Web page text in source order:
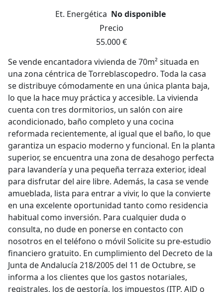
Et. Energética No disponible
Precio
55.000 €
Se vende encantadora vivienda de 70m² situada en
una zona céntrica de Torreblascopedro. Toda la casa
se distribuye cómodamente en una única planta baja,
lo que la hace muy práctica y accesible. La vivienda
cuenta con tres dormitorios, un salón con aire
acondicionado, baño completo y una cocina
reformada recientemente, al igual que el baño, lo que
garantiza un espacio moderno y funcional. En la planta
superior, se encuentra una zona de desahogo perfecta
para lavandería y una pequeña terraza exterior, ideal
para disfrutar del aire libre. Además, la casa se vende
amueblada, lista para entrar a vivir, lo que la convierte
en una excelente oportunidad tanto como residencia
habitual como inversión. Para cualquier duda o
consulta, no dude en ponerse en contacto con
nosotros en el teléfono o móvil Solicite su pre-estudio
financiero gratuito. En cumplimiento del Decreto de la
Junta de Andalucía 218/2005 del 11 de Octubre, se
informa a los clientes que los gastos notariales,
registrales, los de gestoría, los impuestos (ITP, AJD o